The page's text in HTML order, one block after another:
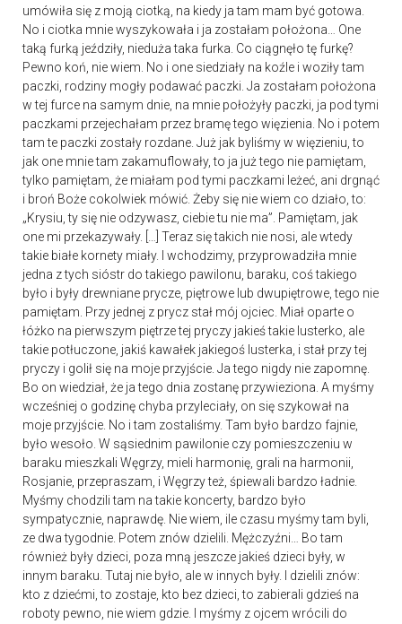
umówiła się z moją ciotką, na kiedy ja tam mam być gotowa.
No i ciotka mnie wyszykowała i ja zostałam położona… One
taką furką jeździły, nieduża taka furka. Co ciągnęło tę furkę?
Pewno koń, nie wiem. No i one siedziały na koźle i woziły tam
paczki, rodziny mogły podawać paczki. Ja zostałam położona
w tej furce na samym dnie, na mnie położyły paczki, ja pod tymi
paczkami przejechałam przez bramę tego więzienia. No i potem
tam te paczki zostały rozdane. Już jak byliśmy w więzieniu, to
jak one mnie tam zakamuflowały, to ja już tego nie pamiętam,
tylko pamiętam, że miałam pod tymi paczkami leżeć, ani drgnąć
i broń Boże cokolwiek mówić. Żeby się nie wiem co działo, to:
„Krysiu, ty się nie odzywasz, ciebie tu nie ma”. Pamiętam, jak
one mi przekazywały. […] Teraz się takich nie nosi, ale wtedy
takie białe kornety miały. I wchodzimy, przyprowadziła mnie
jedna z tych sióstr do takiego pawilonu, baraku, coś takiego
było i były drewniane prycze, piętrowe lub dwupiętrowe, tego nie
pamiętam. Przy jednej z prycz stał mój ojciec. Miał oparte o
łóżko na pierwszym piętrze tej pryczy jakieś takie lusterko, ale
takie potłuczone, jakiś kawałek jakiegoś lusterka, i stał przy tej
pryczy i golił się na moje przyjście. Ja tego nigdy nie zapomnę.
Bo on wiedział, że ja tego dnia zostanę przywieziona. A myśmy
wcześniej o godzinę chyba przyleciały, on się szykował na
moje przyjście. No i tam zostaliśmy. Tam było bardzo fajnie,
było wesoło. W sąsiednim pawilonie czy pomieszczeniu w
baraku mieszkali Węgrzy, mieli harmonię, grali na harmonii,
Rosjanie, przepraszam, i Węgrzy też, śpiewali bardzo ładnie.
Myśmy chodzili tam na takie koncerty, bardzo było
sympatycznie, naprawdę. Nie wiem, ile czasu myśmy tam byli,
ze dwa tygodnie. Potem znów dzielili. Mężczyźni… Bo tam
również były dzieci, poza mną jeszcze jakieś dzieci były, w
innym baraku. Tutaj nie było, ale w innych były. I dzielili znów:
kto z dziećmi, to zostaje, kto bez dzieci, to zabierali gdzieś na
roboty pewno, nie wiem gdzie. I myśmy z ojcem wrócili do